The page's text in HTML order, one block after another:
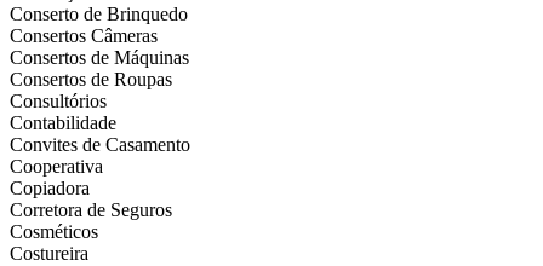
Conserto de Brinquedo
Consertos Câmeras
Consertos de Máquinas
Consertos de Roupas
Consultórios
Contabilidade
Convites de Casamento
Cooperativa
Copiadora
Corretora de Seguros
Cosméticos
Costureira